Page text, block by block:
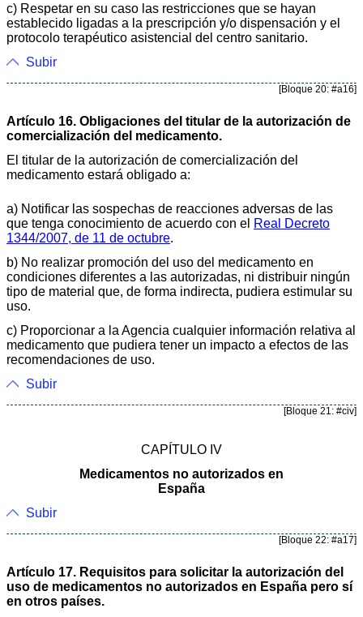
c) Respetar en su caso las restricciones que se hayan
establecido ligadas a la prescripción y/o dispensación y el
protocolo terapéutico asistencial del centro sanitario.
Subir
[Bloque 20: #a16]
Artículo 16. Obligaciones del titular de la autorización de
comercialización del medicamento.
El titular de la autorización de comercialización del
medicamento estará obligado a:
a) Notificar las sospechas de reacciones adversas de las
que tenga conocimiento de acuerdo con el Real Decreto
1344/2007, de 11 de octubre.
b) No realizar promoción del uso del medicamento en
condiciones diferentes a las autorizadas, ni distribuir ningún
tipo de material que, de forma indirecta, pudiera estimular su
uso.
c) Proporcionar a la Agencia cualquier información relativa al
medicamento que pudiera tener un impacto a efectos de las
recomendaciones de uso.
Subir
[Bloque 21: #civ]
CAPÍTULO IV
Medicamentos no autorizados en
España
Subir
[Bloque 22: #a17]
Artículo 17. Requisitos para solicitar la autorización del
uso de medicamentos no autorizados en España pero sí
en otros países.